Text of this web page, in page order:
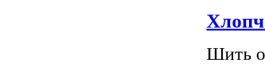
Шить